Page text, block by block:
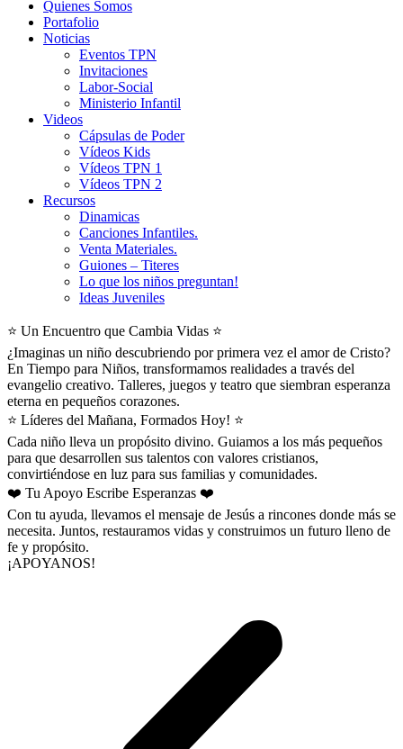
Quienes Somos
Portafolio
Noticias
Eventos TPN
Invitaciones
Labor-Social
Ministerio Infantil
Videos
Cápsulas de Poder
Vídeos Kids
Vídeos TPN 1
Vídeos TPN 2
Recursos
Dinamicas
Canciones Infantiles.
Venta Materiales.
Guiones – Titeres
Lo que los niños preguntan!
Ideas Juveniles
⭐​ Un Encuentro que Cambia Vidas ⭐​
¿Imaginas un niño descubriendo por primera vez el amor de Cristo?
En Tiempo para Niños, transformamos realidades a través del
evangelio creativo. Talleres, juegos y teatro que siembran esperanza
eterna en pequeños corazones.
⭐ ​Líderes del Mañana, Formados Hoy! ⭐​
Cada niño lleva un propósito divino. Guiamos a los más pequeños
para que desarrollen sus talentos con valores cristianos,
convirtiéndose en luz para sus familias y comunidades.
❤️ Tu Apoyo Escribe Esperanzas ❤️
Con tu ayuda, llevamos el mensaje de Jesús a rincones donde más se
necesita. Juntos, restauramos vidas y construimos un futuro lleno de
fe y propósito.
¡APOYANOS!